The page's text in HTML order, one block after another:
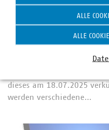
Steuergesetzgebung
Steuerliches
steuerliches
dieses am 18.07.2025
werden verschiedene…
ALLE
ALLE